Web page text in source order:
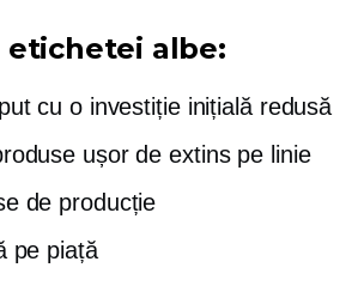
etichetei albe:
cu o investiție inițială redusă
ușor de extins pe linie
de producție
pe piață